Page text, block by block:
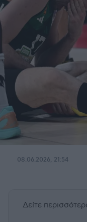
08.06.2026, 21:54
Δείτε